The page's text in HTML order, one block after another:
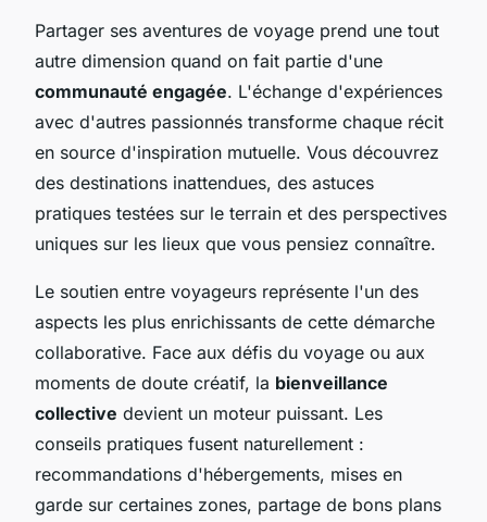
Partager ses aventures de voyage prend une tout
autre dimension quand on fait partie d'une
communauté engagée. L'échange d'expériences
avec d'autres passionnés transforme chaque récit
en source d'inspiration mutuelle. Vous découvrez
des destinations inattendues, des astuces
pratiques testées sur le terrain et des perspectives
uniques sur les lieux que vous pensiez connaître.
Le soutien entre voyageurs représente l'un des
aspects les plus enrichissants de cette démarche
collaborative. Face aux défis du voyage ou aux
moments de doute créatif, la bienveillance
collective devient un moteur puissant. Les
conseils pratiques fusent naturellement :
recommandations d'hébergements, mises en
garde sur certaines zones, partage de bons plans